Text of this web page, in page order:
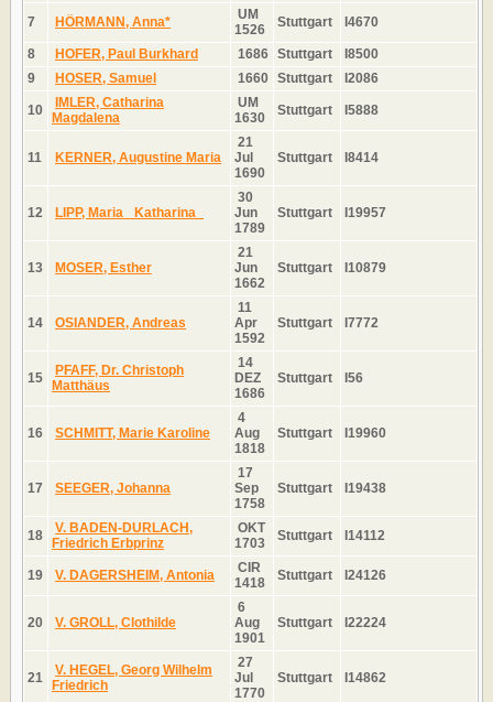
7 HÖRMANN, Anna*
UM
1526
Stuttgart I4670
8 HOFER, Paul Burkhard 1686 Stuttgart
I8500
9
HOSER, Samuel 1660 Stuttgart I2086
10
IMLER, Catharina
Magdalena
UM
1630
Stuttgart I5888
11 KERNER, Augustine Maria
21
Jul
1690
Stuttgart I8414
12 LIPP, Maria _Katharina_
30
Jun
1789
Stuttgart I19957
13 MOSER, Esther
21
Jun
1662
Stuttgart I10879
14 OSIANDER, Andreas
11
Apr
1592
Stuttgart I7772
15
PFAFF, Dr. Christoph
Matthäus
14
DEZ
1686
Stuttgart I56
16 SCHMITT, Marie Karoline
4
Aug
1818
Stuttgart I19960
17 SEEGER, Johanna
17
Sep
1758
Stuttgart I19438
18
V. BADEN-DURLACH,
Friedrich Erbprinz
OKT
1703
Stuttgart I14112
19 V. DAGERSHEIM, Antonia
CIR
1418
Stuttgart I24126
20 V. GROLL, Clothilde
6
Aug
1901
Stuttgart I22224
21
V. HEGEL, Georg Wilhelm
Friedrich
27
Jul
1770
Stuttgart I14862